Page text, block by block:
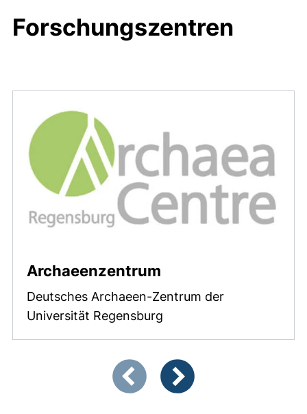
Forschungszentren
Archaeenzentrum
Deutsches Archaeen-Zentrum der
Universität Regensburg
Zeigt Folie 1 von 4